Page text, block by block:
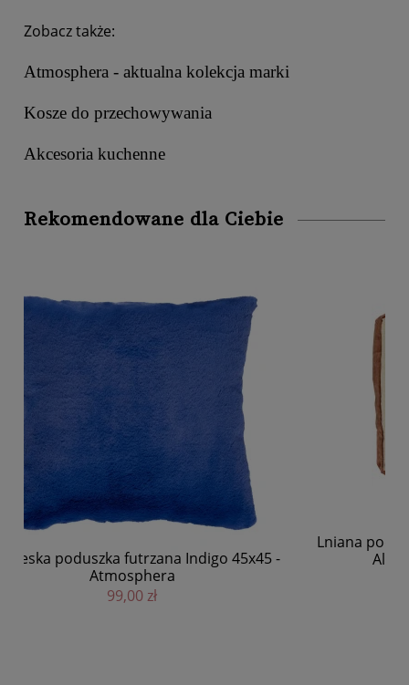
Zobacz także:
Atmosphera - aktualna kolekcja marki
Kosze do przechowywania
Akcesoria kuchenne
Rekomendowane dla Ciebie
Lniana poduszka dekoracyjna z welurowymi bokami
Alpha Borders 60x40, ivory - Pomax